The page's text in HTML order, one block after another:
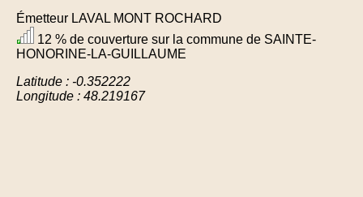
Émetteur LAVAL MONT ROCHARD
12 % de couverture sur la commune de SAINTE-
HONORINE-LA-GUILLAUME
Latitude : -0.352222
Longitude : 48.219167